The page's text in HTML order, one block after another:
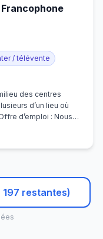
/ télévente
des centres
d’un lieu où
d’emploi : Nous
restantes)